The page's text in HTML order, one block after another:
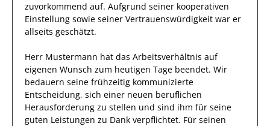
zuvorkommend auf. Aufgrund seiner kooperativen
Einstellung sowie seiner Vertrauenswürdigkeit war er
allseits geschätzt.
Herr Mustermann hat das Arbeitsverhältnis auf
eigenen Wunsch zum heutigen Tage beendet. Wir
bedauern seine frühzeitig kommunizierte
Entscheidung, sich einer neuen beruflichen
Herausforderung zu stellen und sind ihm für seine
guten Leistungen zu Dank verpflichtet. Für seinen